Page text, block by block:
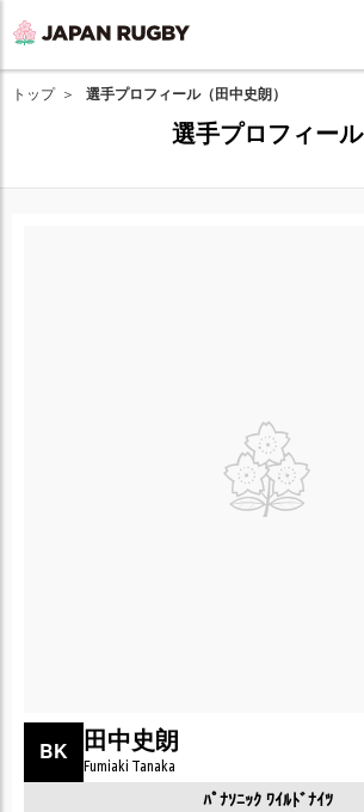
トップ 選手プロフィール（田中史朗）
選手プロフィール
BK 田中史朗
Fumiaki Tanaka
ﾊﾟﾅｿﾆｯｸ ﾜｲﾙﾄﾞﾅｲﾂ